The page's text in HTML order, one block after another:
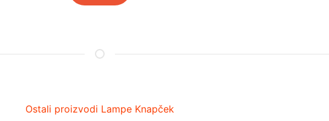
Ostali proizvodi Lampe Knapček